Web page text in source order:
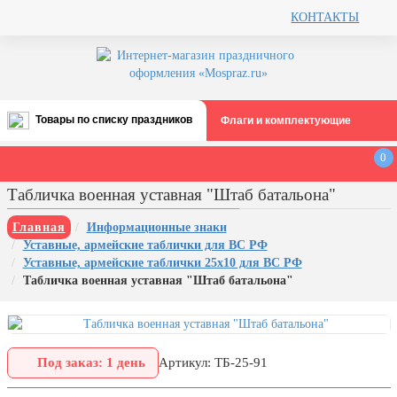
КОНТАКТЫ
Товары по списку праздников
Все праздники
августа)
12 августа, День ВВС
22 августа, День Государственного
флага РФ
3 сентября, День солидарности в
борьбе с терроризмом
Флаги и комплектующие
0
Табличка военная уставная "Штаб батальона"
Главная
Информационные знаки
Уставные, армейские таблички для ВС РФ
Уставные, армейские таблички 25х10 для ВС РФ
Табличка военная уставная "Штаб батальона"
Под заказ: 1 день Артикул: ТБ-25-91